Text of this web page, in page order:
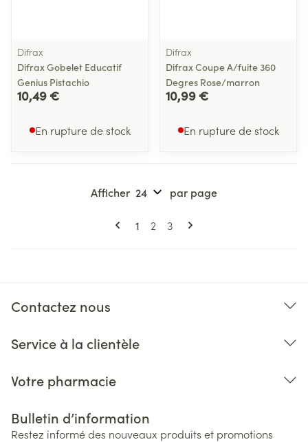
Difrax
Difrax Gobelet Educatif
Genius Pistachio
10,49 €
En rupture de stock
Difrax
Difrax Coupe A/fuite 360
Degres Rose/marron
10,99 €
En rupture de stock
Pages
Vous lisez actuellement la page
1 Page
2 Page
3
Afficher par page
Contactez nous
Service à la clientèle
Votre pharmacie
Bulletin d’information
Restez informé des nouveaux produits et promotions